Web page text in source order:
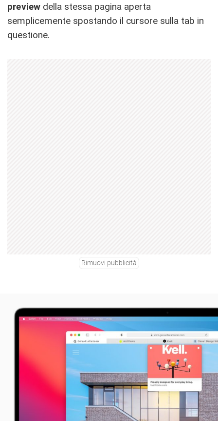
preview della stessa pagina aperta
semplicemente spostando il cursore sulla tab in
questione.
Rimuovi pubblicità